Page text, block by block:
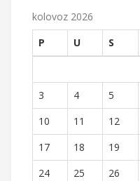
kolovoz 2026
P
U S
3
4 5
10
11 12
17
18 19
24
25 26